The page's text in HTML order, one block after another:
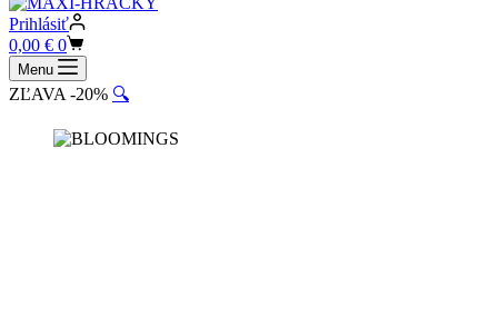
Prihlásiť
Shopping
cart
0,00 € 0
Menu
ZĽAVA -20% 🔍